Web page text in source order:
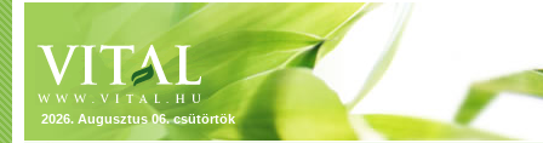
2026. Augusztus 06. csütörtök